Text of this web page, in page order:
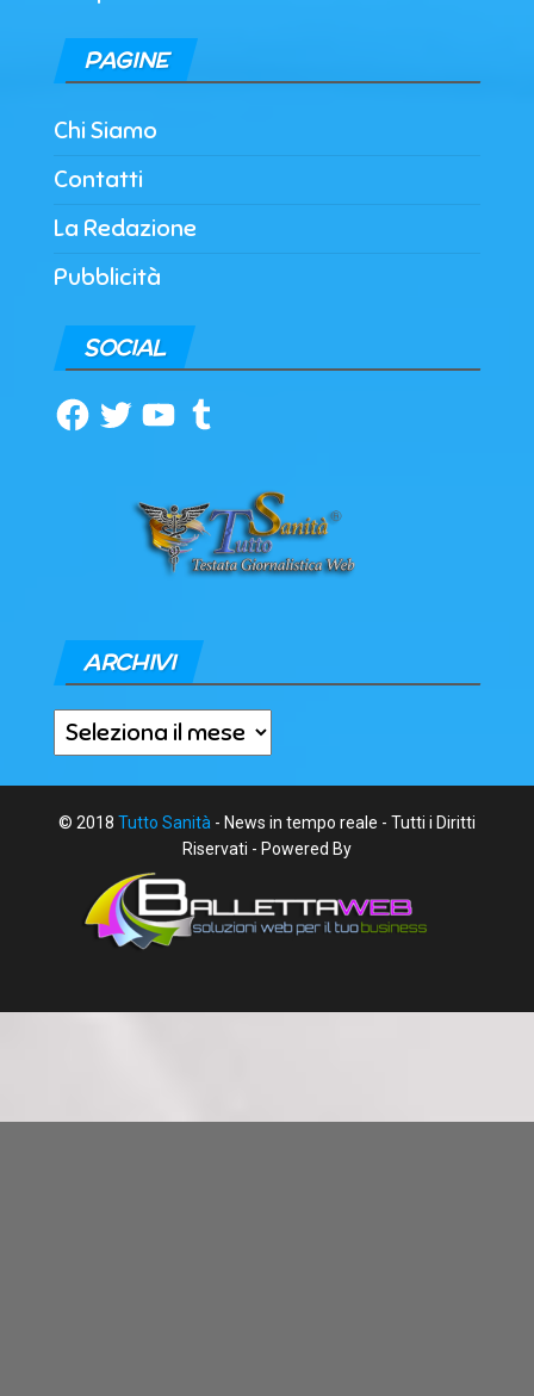
PAGINE
Chi Siamo
Contatti
La Redazione
Pubblicità
SOCIAL
Facebook
TwitterYouTubeTumblr
ARCHIVI
Archivi
© 2018 Tutto Sanità - News in tempo reale - Tutti i Diritti
Riservati - Powered By